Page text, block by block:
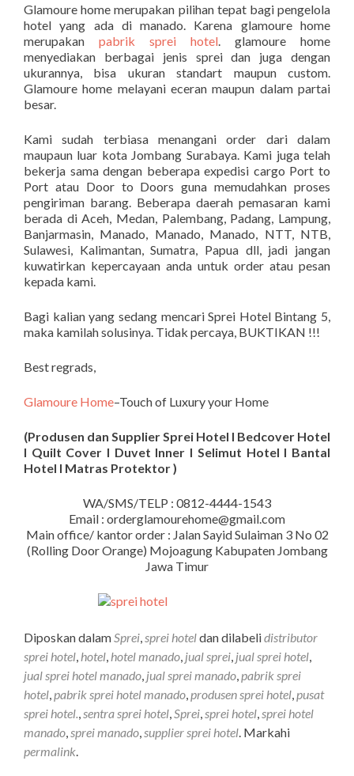
Glamoure home merupakan pilihan tepat bagi pengelola
hotel yang ada di manado. Karena glamoure home
merupakan pabrik sprei hotel. glamoure home
menyediakan berbagai jenis sprei dan juga dengan
ukurannya, bisa ukuran standart maupun custom.
Glamoure home melayani eceran maupun dalam partai
besar.
Kami sudah terbiasa menangani order dari dalam
maupaun luar kota Jombang Surabaya. Kami juga telah
bekerja sama dengan beberapa expedisi cargo Port to
Port atau Door to Doors guna memudahkan proses
pengiriman barang. Beberapa daerah pemasaran kami
berada di Aceh, Medan, Palembang, Padang, Lampung,
Banjarmasin, Manado, Manado, Manado, NTT, NTB,
Sulawesi, Kalimantan, Sumatra, Papua dll, jadi jangan
kuwatirkan kepercayaan anda untuk order atau pesan
kepada kami.
Bagi kalian yang sedang mencari Sprei Hotel Bintang 5,
maka kamilah solusinya. Tidak percaya, BUKTIKAN !!!
Best regrads,
Glamoure Home–Touch of Luxury your Home
(Produsen dan Supplier Sprei Hotel I Bedcover Hotel
I Quilt Cover I Duvet Inner I Selimut Hotel I Bantal
Hotel I Matras Protektor )
WA/SMS/TELP : 0812-4444-1543
Email : orderglamourehome@gmail.com
Main office/ kantor order : Jalan Sayid Sulaiman 3 No 02
(Rolling Door Orange) Mojoagung Kabupaten Jombang
Jawa Timur
Diposkan dalamSprei,sprei hoteldan dilabelidistributor
sprei hotel, hotel, hotel manado, jual sprei, jual sprei hotel,
jual sprei hotel manado, jual sprei manado,pabrik sprei
hotel,pabrik sprei hotel manado,produsen sprei hotel,pusat
sprei hotel.,sentra sprei hotel,Sprei,sprei hotel,sprei hotel
manado,sprei manado,supplier sprei hotel. Markahi
permalink.